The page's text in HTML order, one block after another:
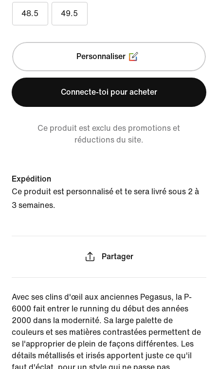
48.5 49.5
Personnaliser
Connecte-toi pour acheter
Ce produit est exclu des promotions et
réductions du site.
Expédition
Ce produit est personnalisé et te sera livré sous 2 à
3 semaines.
Partager
Avec ses clins d'œil aux anciennes Pegasus, la P-
6000 fait entrer le running du début des années
2000 dans la modernité. Sa large palette de
couleurs et ses matières contrastées permettent de
se l'approprier de plein de façons différentes. Les
détails métallisés et irisés apportent juste ce qu'il
faut d'éclat, pour un style qui ne passe pas